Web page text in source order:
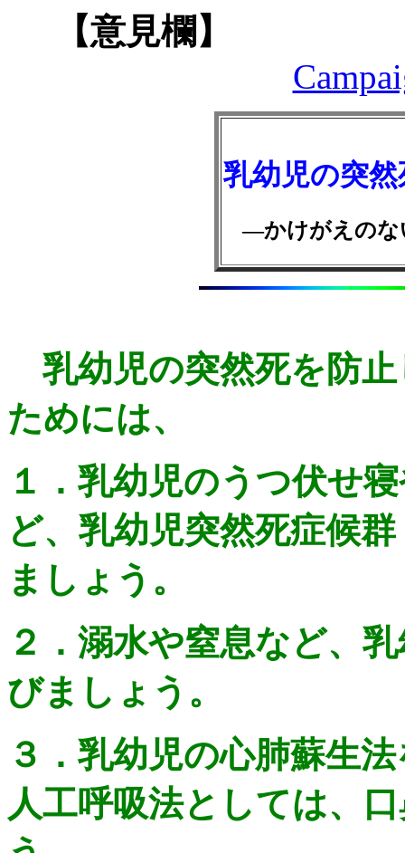
【意見欄】
乳幼児の突
―かけがえのな
乳幼児の突然死を防
ためには、
１．乳幼児のうつ伏せ
ど、乳幼児突然死症候
ましょう。
２．溺水や窒息など、
びましょう。
３．乳幼児の心肺蘇生
人工呼吸法としては、